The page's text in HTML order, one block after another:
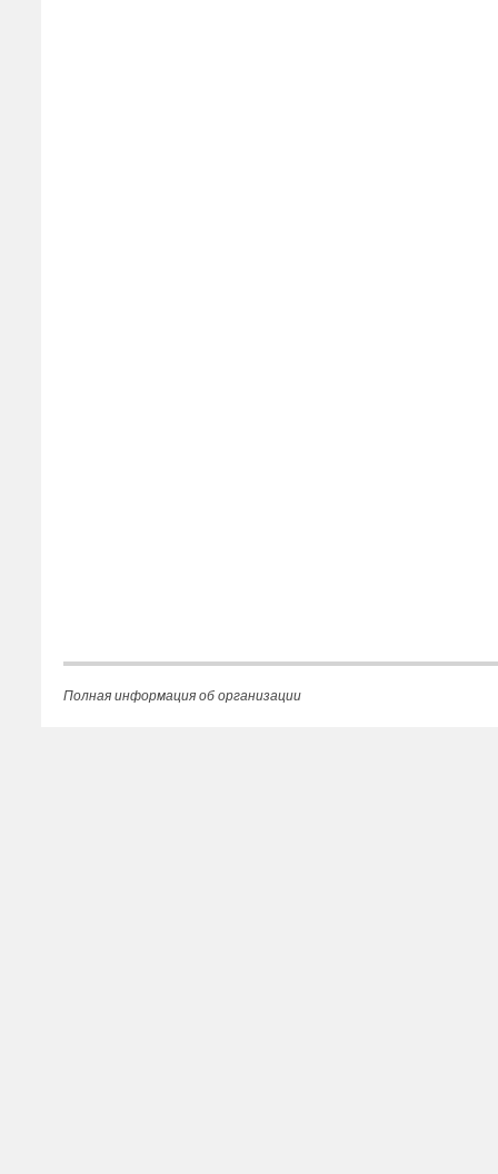
Полная информация об организации